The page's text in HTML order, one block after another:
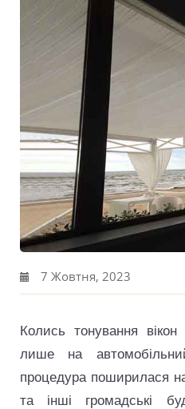
7 Жовтня, 2023
Колись тонування
лише на
процедура поширилася
та інші громадські